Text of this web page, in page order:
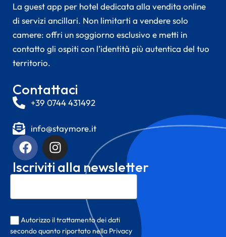
La guest app per hotel dedicata alla vendita online
di servizi ancillari. Non limitarti a vendere solo
camere: offri un soggiorno esclusivo e metti in
contatto gli ospiti con l’identità più autentica del tuo
territorio.
Contattaci
+39 0744 431492
info@staymore.it
Iscriviti alla newsletter
Autorizzo il trattamento dei dati
secondo quanto riportato nella Privacy